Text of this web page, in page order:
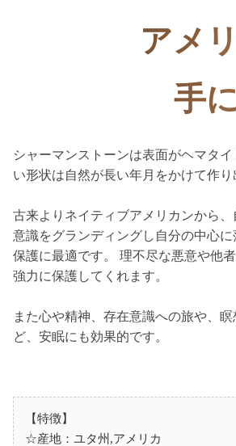
アメ
手
シャーマンストーンは表面がヘマタ
い形状は自然が長い年月をかけて作り
古来よりネイティブアメリカンから
意識をグランディングし自分の中心
保護に最適です。 理不尽な悪意や他
強力に保護してくれます。
また心や精神、存在意識への旅や、
ど、安眠にも効果的です。
【特徴】
☆産地：ユタ州,アメリカ